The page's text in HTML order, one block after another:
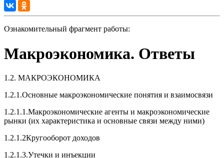
Ознакомительный фрагмент работы:
Макроэкономика. Ответы
1.2. МАКРОЭКОНОМИКА
1.2.1.Основные макроэкономические понятия и взаимосвязи
1.2.1.1.Макроэкономические агенты и макроэкономические
рынки (их характеристика и основные связи между ними)
1.2.1.2Кругооборот доходов
1.2.1.3.Утечки и инъекции